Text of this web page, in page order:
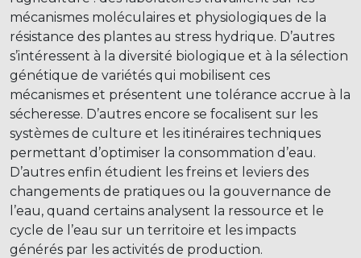
mécanismes moléculaires et physiologiques de la
résistance des plantes au stress hydrique. D’autres
s’intéressent à la diversité biologique et à la sélection
génétique de variétés qui mobilisent ces
mécanismes et présentent une tolérance accrue à la
sécheresse. D’autres encore se focalisent sur les
systèmes de culture et les itinéraires techniques
permettant d’optimiser la consommation d’eau.
D’autres enfin étudient les freins et leviers des
changements de pratiques ou la gouvernance de
l’eau, quand certains analysent la ressource et le
cycle de l’eau sur un territoire et les impacts
générés par les activités de production.